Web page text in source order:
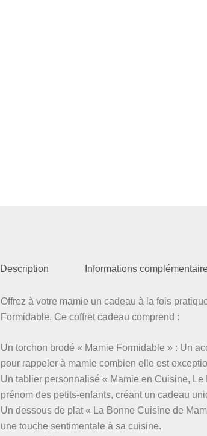
Description Informations
Offrez à votre mamie un cadeau à la fois
Formidable. Ce coffret cadeau comprend :
Un torchon brodé « Mamie Formidable » : Un
pour rappeler à mamie combien elle est
Un tablier personnalisé « Mamie en Cuisine,
prénom des petits-enfants, créant un cadeau
Un dessous de plat « La Bonne Cuisine de
une touche sentimentale à sa cuisine.